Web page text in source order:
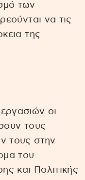
των
να τις
της
οι
τους
τους στην
του
και Πολιτικής